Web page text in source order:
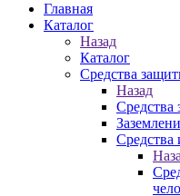
Главная
Каталог
Назад
Каталог
Средства
Назад
Средства
Средства